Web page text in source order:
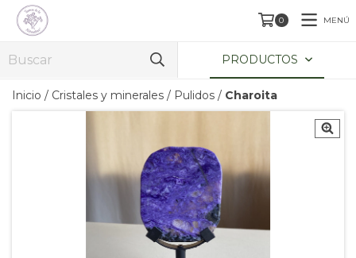
0 MENÚ
PRODUCTOS
Inicio / Cristales y minerales / Pulidos / Charoita